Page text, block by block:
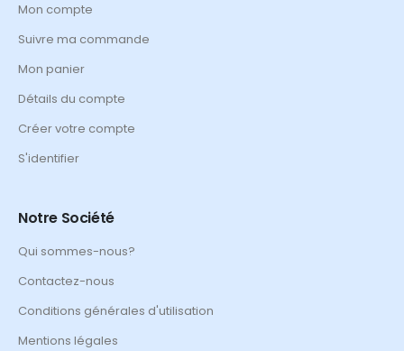
Mon compte
Suivre ma commande
Mon panier
Détails du compte
Créer votre compte
S'identifier
Notre Société
Qui sommes-nous?
Contactez-nous
Conditions générales d'utilisation
Mentions légales